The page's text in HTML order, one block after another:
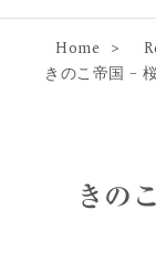
Home
きのこ帝国 –
きの